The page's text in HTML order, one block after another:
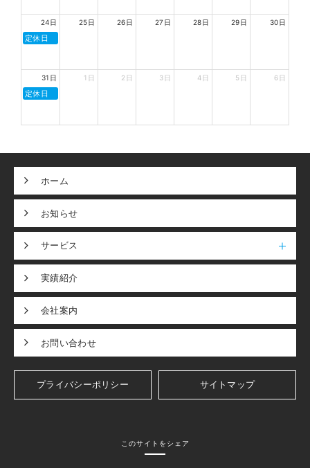
24日
定休日
25日 26日 27日 28日 29日 30日
31日
定休日
1日 2日 3日 4日 5日 6日
ホーム
お知らせ
サービス
実績紹介
会社案内
お問い合わせ
プライバシーポリシー サイトマップ
このサイトをシェア